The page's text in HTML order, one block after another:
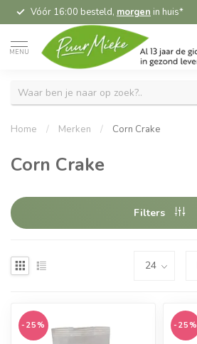
Vóór 16:00 besteld, morgen in huis*
MENU
Home / Merken / Corn Crake
Corn Crake
Filters
-25% -25%